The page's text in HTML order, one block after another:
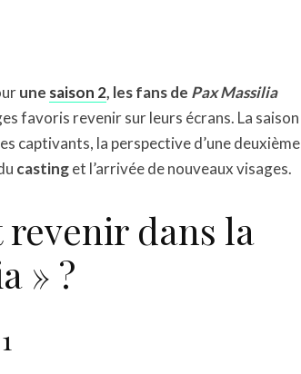
une saison 2, les fans de Pax Massilia
favoris revenir sur leurs écrans. La saison
captivants, la perspective d’une deuxième
castinget l’arrivée de nouveaux visages.
dans la
» ?